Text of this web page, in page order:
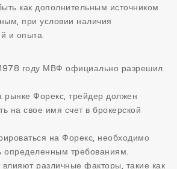
как дополнительным источником
при условии наличия
и опыта.
году МВФ официально разрешил
рынке Форекс, трейдер должен
на свое имя счет в брокерской
на Форекс, необходимо
определенным требованиям.
различные факторы, такие как